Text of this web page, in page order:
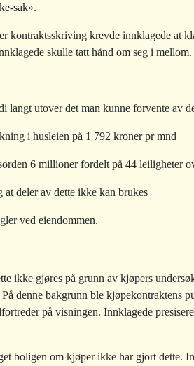
sak».
kontraktsskriving krevde innklagede at
skulle tatt hånd om seg i mellom.
langt utover det man kunne forvente av
i husleien på 1 792 kroner pr mnd
6 millioner fordelt på 44 leiligheter
at deler av dette ikke kan brukes
ved eiendommen.
ikke gjøres på grunn av kjøpers
denne bakgrunn ble kjøpekontraktens
på visningen. Innklagede
boligen om kjøper ikke har gjort dette.